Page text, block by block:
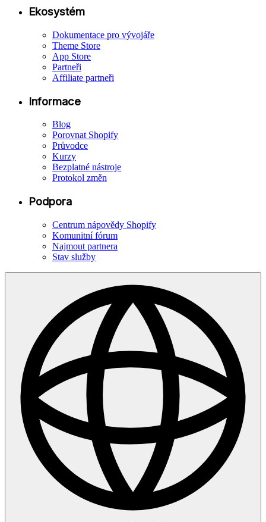
Ekosystém
Dokumentace pro vývojáře
Theme Store
App Store
Partneři
Affiliate partneři
Informace
Blog
Porovnat Shopify
Průvodce
Kurzy
Bezplatné nástroje
Protokol změn
Podpora
Centrum nápovědy Shopify
Komunitní fórum
Najmout partnera
Stav služby